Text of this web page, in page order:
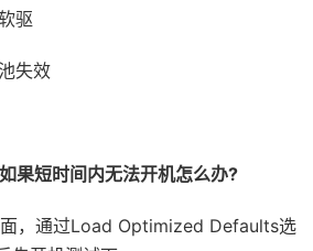
驱
失效
果短时间内无法开机怎么办?
面，通过Load Optimized Defaults选